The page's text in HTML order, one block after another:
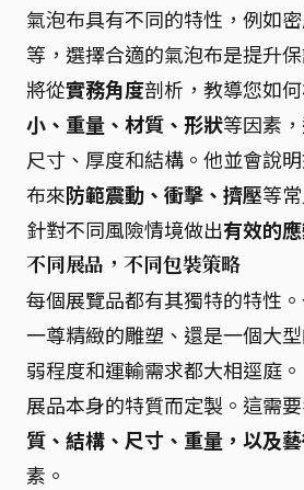
氣泡布具有不同的特性，例如
等，選擇合適的氣泡布是提升
將從實務角度剖析，教導您如
小、重量、材質、形狀等因素
尺寸、厚度和結構。他並會說
布來防範震動、衝擊、擠壓等
針對不同風險情境做出有效的
不同展品，不同包裝策略
每個展覽品都有其獨特的特性
一尊精緻的雕塑、還是一個大
弱程度和運輸需求都大相逕庭。
展品本身的特質而定製。這需
質、結構、尺寸、重量，以及
素。